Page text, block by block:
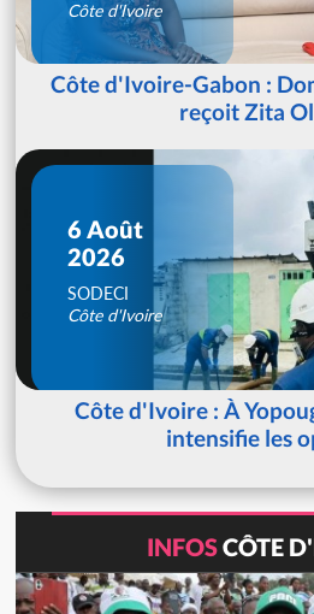
Côte d'Ivoire
Côte d'Ivoire-Gabon :
reçoit Zita
6 Août
2026
SODECI
Côte d'Ivoire
Côte d'Ivoire : À
intensifie les
INFOSCÔTE